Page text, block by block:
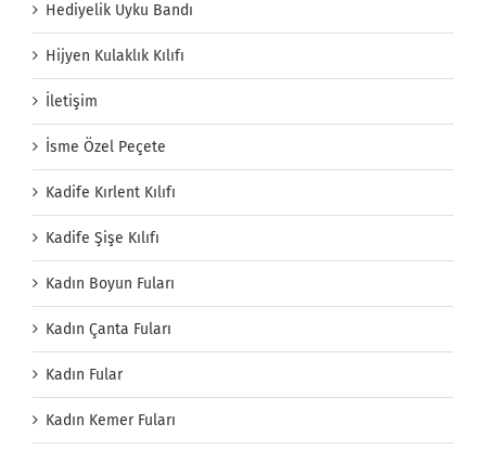
Hediyelik Uyku Bandı
Hijyen Kulaklık Kılıfı
İletişim
İsme Özel Peçete
Kadife Kırlent Kılıfı
Kadife Şişe Kılıfı
Kadın Boyun Fuları
Kadın Çanta Fuları
Kadın Fular
Kadın Kemer Fuları